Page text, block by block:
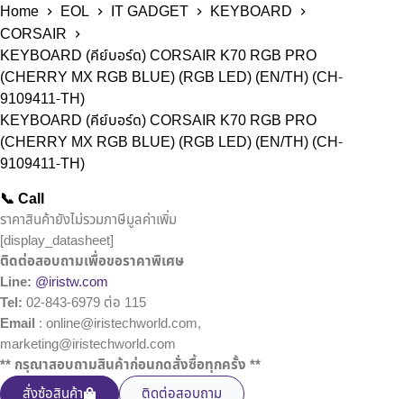
Home EOL IT GADGET
KEYBOARD
CORSAIR
KEYBOARD (คีย์บอร์ด) CORSAIR K70 RGB PRO
(CHERRY MX RGB BLUE) (RGB LED) (EN/TH) (CH-
9109411-TH)
KEYBOARD (คีย์บอร์ด) CORSAIR K70 RGB PRO
(CHERRY MX RGB BLUE) (RGB LED) (EN/TH) (CH-
9109411-TH)
📞 Call
ราคาสินค้ายังไม่รวมภาษีมูลค่าเพิ่ม
[display_datasheet]
ติดต่อสอบถามเพื่อขอราคาพิเศษ
Line: @iristw.com
Tel: 02-843-6979 ต่อ 115
Email : online@iristechworld.com,
marketing@iristechworld.com
** กรุณาสอบถามสินค้าก่อนกดสั่งซื้อทุกครั้ง **
สั่งซ้อสินค้า
ติดต่อสอบถาม